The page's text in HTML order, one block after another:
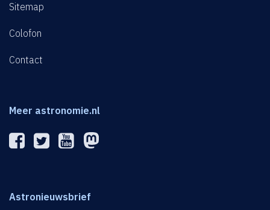
Sitemap
Colofon
Contact
Meer astronomie.nl
Astronieuwsbrief